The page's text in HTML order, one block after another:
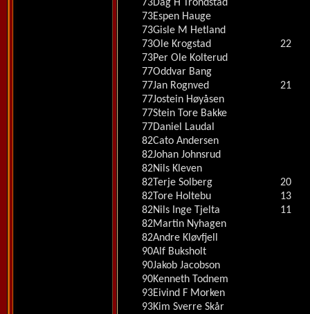
73Dag H Trondstad
73Espen Hauge
73Gisle M Hetland
73Ole Krogstad
22
73Per Ole Kolterud
77Oddvar Bang
77Jan Rognved
21
77Jostein Høyåsen
77Stein Tore Bakke
77Daniel Laudal
82Cato Andersen
82Johan Johnsrud
82Nils Kleven
82Terje Solberg
20
82Tore Holtebu
13
82Nils Inge Tjelta
11
82Martin Nyhagen
82Andre Kløvfjell
90Alf Buksholt
90Jakob Jacobson
90Kenneth Todnem
93Eivind F Morken
93Kim Sverre Skår